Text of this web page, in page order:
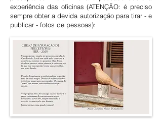
experiência das oficinas (ATENÇÃO: é preciso
sempre obter a devida autorização para tirar - e
publicar - fotos de pessoas):